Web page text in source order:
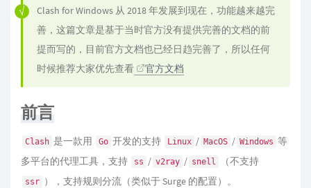
Clash for Windows 从 2018 年发展到现在，功能越来越完
善，这篇文章是基于当时官方没有提供完善的文档的前
提而写的，目前官方文档也已经日趋完善了，所以任何
时候推荐大家优先查看
官方文档
前言
Clash 是一款用 Go 开发的支持 Linux / MacOS / Windows 等
多平台的代理工具，支持
ss / v2ray / snell （不支持
ssr ），支持规则分流（类似于 Surge 的配置）。